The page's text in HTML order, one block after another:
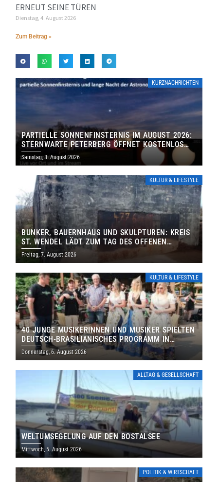
ERNEUT SEINE TÜREN
Dienstag, 4. August 2026
Zum Beitrag »
KURZNACHRICHTEN
PARTIELLE SONNENFINSTERNIS IM AUGUST 2026:
STERNWARTE PETERBERG ÖFFNET KOSTENLOS
IHRE TORE
Samstag, 8. August 2026
KULTUR & LIFESTYLE
BUNKER, BAUERNHAUS UND SKULPTUREN: KREIS
ST. WENDEL LÄDT ZUM TAG DES OFFENEN
DENKMALS EIN
Freitag, 7. August 2026
KULTUR & LIFESTYLE
40 JUNGE MUSIKERINNEN UND MUSIKER SPIELTEN
DEUTSCH-BRASILIANISCHES PROGRAMM IN
THOLEY
Donnerstag, 6. August 2026
ALLTAG & GESELLSCHAFT
WELTUMSEGELUNG AUF DEN BOSTALSEE
Mittwoch, 5. August 2026
POLITIK & WIRTSCHAFT